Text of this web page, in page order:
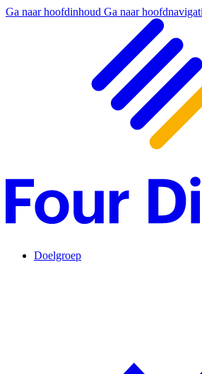
Ga naar hoofdinhoud Ga naar
Doelgroep